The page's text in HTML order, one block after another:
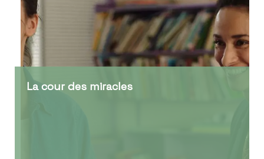
La cour des miracles